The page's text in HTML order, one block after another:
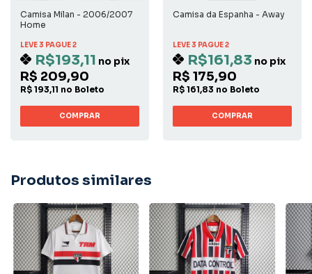
Camisa Milan - 2006/2007
Home
LEVE 3 PAGUE 2
R$193,11 no pix
R$ 209,90
R$ 193,11 no Boleto
COMPRAR
Camisa da Espanha - Away
LEVE 3 PAGUE 2
R$161,83 no pix
R$ 175,90
R$ 161,83 no Boleto
COMPRAR
Produtos similares